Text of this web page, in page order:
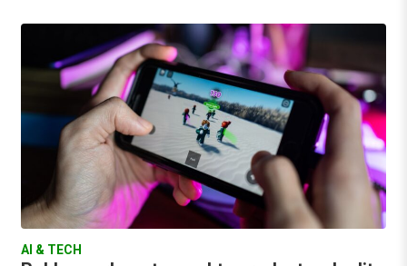
AI & TECH